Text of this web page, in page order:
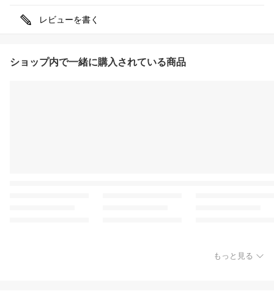
レビューを書く
ショップ内で一緒に購入されている商品
もっと見る